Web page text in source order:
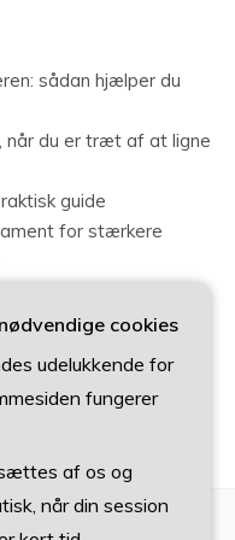
sådan hjælper du
når du er træt af at ligne
guide
for stærkere
finder du kvalitet
cookies
udelukkende for
fungerer
af os og
når din session